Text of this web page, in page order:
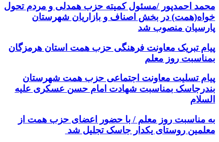
محمد احمدپور /مسئول کمیته حزب همدلی و مردم تحول
خواه(همت) در بخش اصناف و بازاریان شهرستان
پارسیان منصوب شد
پیام تبریک معاونت فرهنگی حزب همت استان هرمزگان
بمناسبت روز معلم
پیام تسلیت معاونت اجتماعی حزب همت شهرستان
بندرجاسک بمناسبت شهادت امام حسن عسکری علیه
السلام
به مناسبت روز معلم / با حضور اعضای حزب همت از
معلمین روستای یکدار جاسک تجلیل شد